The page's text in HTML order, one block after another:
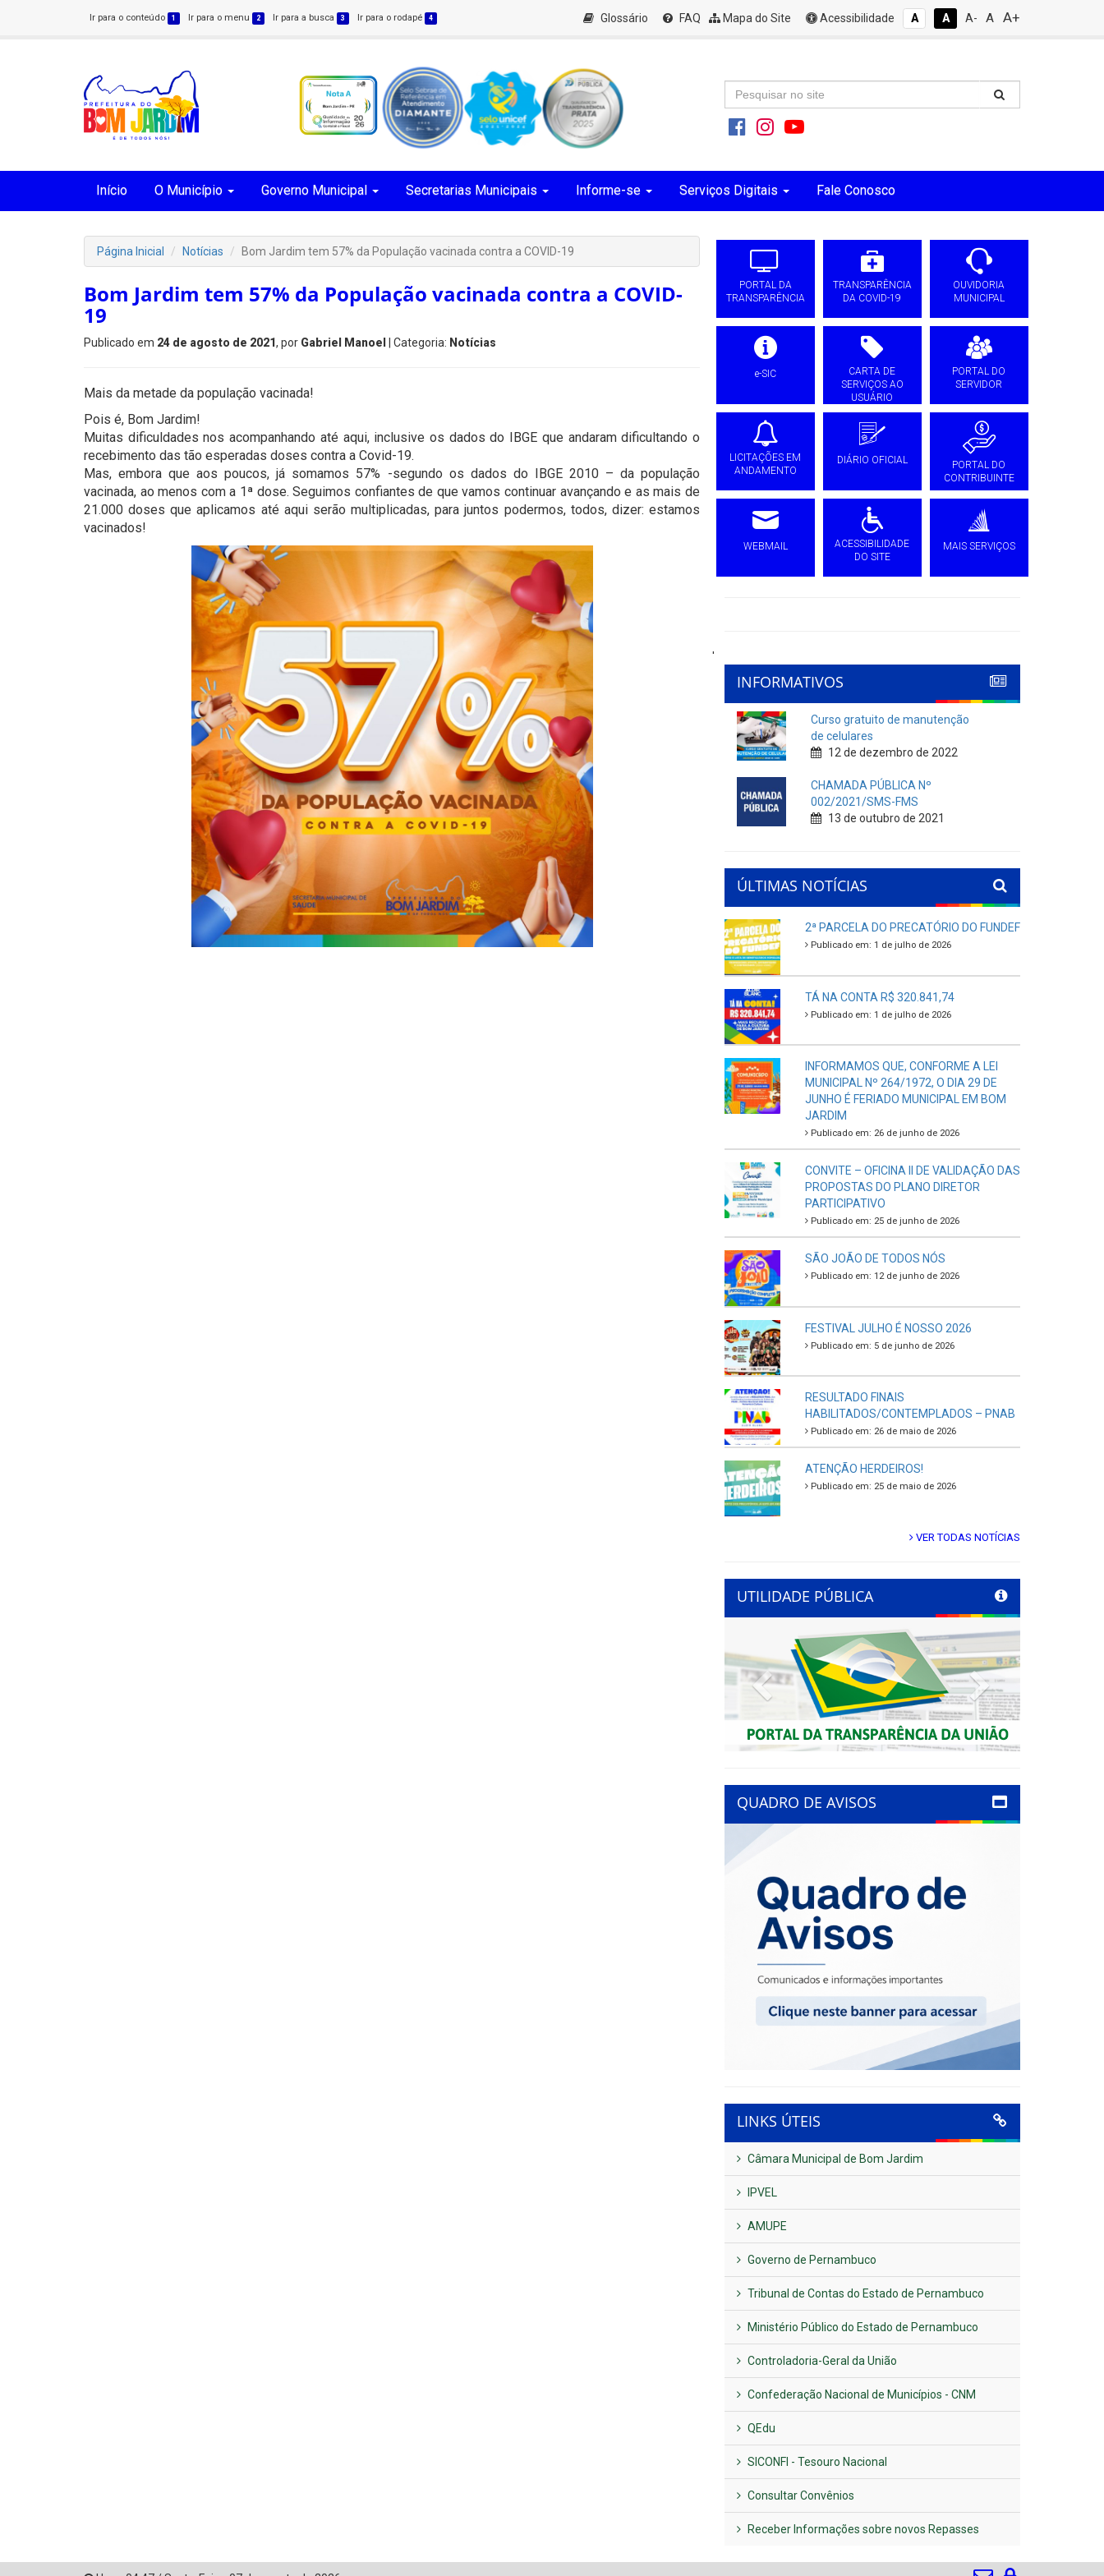
Ir para o conteúdo 1 Ir para o menu 2 Ir para a busca 3 Ir para o rodapé 4 Glossário FAQ Mapa do Site Acessibilidade A A A- A A+
Início O Município Governo Municipal Secretarias Municipais Informe-se Serviços Digitais Fale Conosco
Página Inicial Notícias Bom Jardim tem 57% da População vacinada contra a COVID-19
Bom Jardim tem 57% da População vacinada contra a COVID-
19
Publicado em 24 de agosto de 2021, por Gabriel Manoel | Categoria: Notícias
Mais da metade da população vacinada!
Pois é, Bom Jardim!
Muitas dificuldades nos acompanhando até aqui, inclusive os dados do IBGE que andaram dificultando o
recebimento das tão esperadas doses contra a Covid-19.
Mas, embora que aos poucos, já somamos 57% -segundo os dados do IBGE 2010 – da população
vacinada, ao menos com a 1ª dose. Seguimos confiantes de que vamos continuar avançando e as mais de
21.000 doses que aplicamos até aqui serão multiplicadas, para juntos podermos, todos, dizer: estamos
vacinados!
PORTAL DA
TRANSPARÊNCIA
TRANSPARÊNCIA
DA COVID-19
OUVIDORIA
MUNICIPAL
e-SIC
CARTA DE
SERVIÇOS AO
USUÁRIO
PORTAL DO
SERVIDOR
LICITAÇÕES EM
ANDAMENTO
DIÁRIO OFICIAL
PORTAL DO
CONTRIBUINTE
WEBMAIL
ACESSIBILIDADE
DO SITE
MAIS SERVIÇOS
'
INFORMATIVOS
Curso gratuito de manutenção
de celulares
12 de dezembro de 2022
CHAMADA PÚBLICA Nº
002/2021/SMS-FMS
13 de outubro de 2021
ÚLTIMAS NOTÍCIAS
2ª PARCELA DO PRECATÓRIO DO FUNDEF
Publicado em: 1 de julho de 2026
TÁ NA CONTA R$ 320.841,74
Publicado em: 1 de julho de 2026
INFORMAMOS QUE, CONFORME A LEI
MUNICIPAL Nº 264/1972, O DIA 29 DE
JUNHO É FERIADO MUNICIPAL EM BOM
JARDIM
Publicado em: 26 de junho de 2026
CONVITE – OFICINA II DE VALIDAÇÃO DAS
PROPOSTAS DO PLANO DIRETOR
PARTICIPATIVO
Publicado em: 25 de junho de 2026
SÃO JOÃO DE TODOS NÓS
Publicado em: 12 de junho de 2026
FESTIVAL JULHO É NOSSO 2026
Publicado em: 5 de junho de 2026
RESULTADO FINAIS
HABILITADOS/CONTEMPLADOS – PNAB
Publicado em: 26 de maio de 2026
ATENÇÃO HERDEIROS!
Publicado em: 25 de maio de 2026
VER TODAS NOTÍCIAS
UTILIDADE PÚBLICA
Previous Next
QUADRO DE AVISOS
LINKS ÚTEIS
Câmara Municipal de Bom Jardim
IPVEL
AMUPE
Governo de Pernambuco
Tribunal de Contas do Estado de Pernambuco
Ministério Público do Estado de Pernambuco
Controladoria-Geral da União
Confederação Nacional de Municípios - CNM
QEdu
SICONFI - Tesouro Nacional
Consultar Convênios
Receber Informações sobre novos Repasses